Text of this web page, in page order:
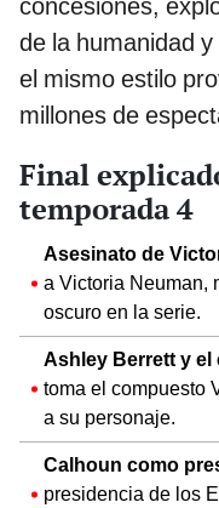
concesiones,
de la humanidad
el mismo estilo
millones de
Final
temporada 4
Asesinato de
a Victoria Neuman,
oscuro en la serie.
Ashley Berrett y el
toma el compuesto
a su personaje.
Calhoun como
presidencia de los